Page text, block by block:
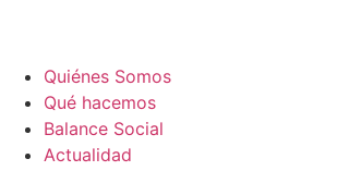
Quiénes Somos
Qué hacemos
Balance Social
Actualidad